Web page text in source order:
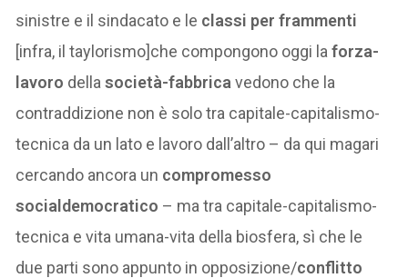
sinistre e il sindacato e le classi per frammenti
[infra, il taylorismo]che compongono oggi laforza-
lavoro dellasocietà-fabbrica vedono che la
contraddizione non è solo tra capitale-capitalismo-
tecnica da un lato e lavoro dall’altro – da qui magari
cercando ancora un compromesso
socialdemocratico – ma tra capitale-capitalismo-
tecnica e vita umana-vita della biosfera, sì che le
due parti sono appunto in opposizione/conflitto